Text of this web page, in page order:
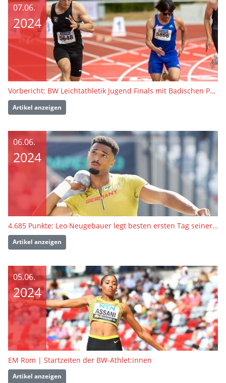
07.06.
2024
Vorbericht: BW Leichtathletik Jugend Finals mit Badischen Para-Meisterschaften
Artikel anzeigen
06.06.
2024
4.685 Punkte: Leo Neugebauer legt besten ersten Tag seiner Karriere hin
Artikel anzeigen
05.06.
2024
EM Rom | Startzeiten der BW-Athlet:innen
Artikel anzeigen